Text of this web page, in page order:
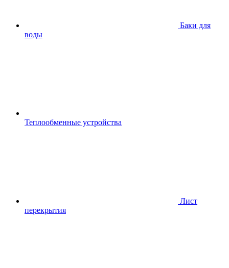
Баки для
воды
Теплообменные устройства
Лист
перекрытия